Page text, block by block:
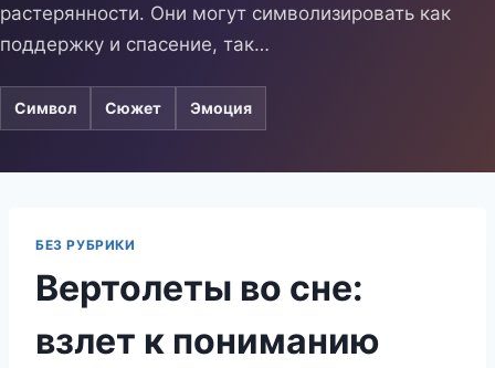
растерянности. Они могут символизировать как
поддержку и спасение, так…
Символ Сюжет Эмоция
БЕЗ РУБРИКИ
Вертолеты во сне:
взлет к пониманию